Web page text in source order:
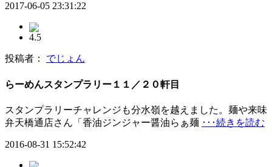
2017-06-05 23:31:22
4.5
投稿者： でじょん
らーめんスタンプラリー１１／２０軒目
スタンプラリーチャレンジも分水嶺を越えました。麺や来味
弁天橋通店さん「香油ジンジャー醤油らぁ麺 ･･･続きを読む
2016-08-31 15:52:42